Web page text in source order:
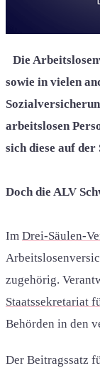
Die
sowie in vielen
arbeitslosen
sich diese auf der
Doch die ALV
Im Drei-Säulen-
zugehörig.
Staatssekretariat
Behörden in den
Der Beitragssatz